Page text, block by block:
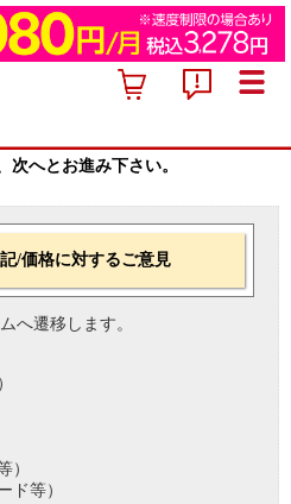
次へとお進み下さい。
/価格に対するご意見
へ遷移します。
）
ド等）